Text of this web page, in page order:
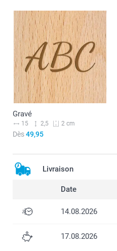
Gravé
15 2,5 2 cm
Dès49,95
Livraison
Date
14.08.2026
17.08.2026